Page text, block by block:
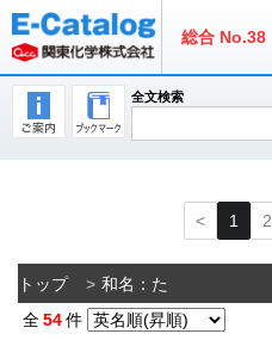
総合 No.38
全文検索
1 2
トップ 和名：た
全54件